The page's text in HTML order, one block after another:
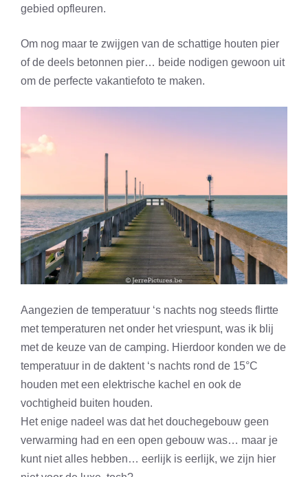
gebied opfleuren.
Om nog maar te zwijgen van de schattige houten pier
of de deels betonnen pier… beide nodigen gewoon uit
om de perfecte vakantiefoto te maken.
Aangezien de temperatuur ‘s nachts nog steeds flirtte
met temperaturen net onder het vriespunt, was ik blij
met de keuze van de camping. Hierdoor konden we de
temperatuur in de daktent ‘s nachts rond de 15°C
houden met een elektrische kachel en ook de
vochtigheid buiten houden.
Het enige nadeel was dat het douchegebouw geen
verwarming had en een open gebouw was… maar je
kunt niet alles hebben… eerlijk is eerlijk, we zijn hier